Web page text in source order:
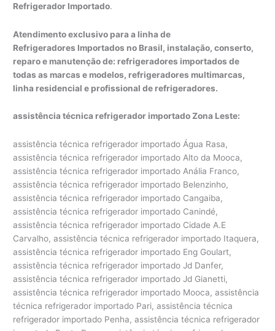
Refrigerador Importado.
Atendimento exclusivo para a linha de
Refrigeradores Importados no Brasil, instalação, conserto,
reparo e manutenção de: refrigeradores importados de
todas as marcas e modelos, refrigeradores multimarcas,
linha residencial e profissional de refrigeradores.
assistência técnica refrigerador importado Zona Leste:
assistência técnica refrigerador importado Água Rasa,
assistência técnica refrigerador importado Alto da Mooca,
assistência técnica refrigerador importado Anália Franco,
assistência técnica refrigerador importado Belenzinho,
assistência técnica refrigerador importado Cangaiba,
assistência técnica refrigerador importado Canindé,
assistência técnica refrigerador importado Cidade A.E
Carvalho, assistência técnica refrigerador importado Itaquera,
assistência técnica refrigerador importado Eng Goulart,
assistência técnica refrigerador importado Jd Danfer,
assistência técnica refrigerador importado Jd Gianetti,
assistência técnica refrigerador importado Mooca, assistência
técnica refrigerador importado Pari, assistência técnica
refrigerador importado Penha, assistência técnica refrigerador